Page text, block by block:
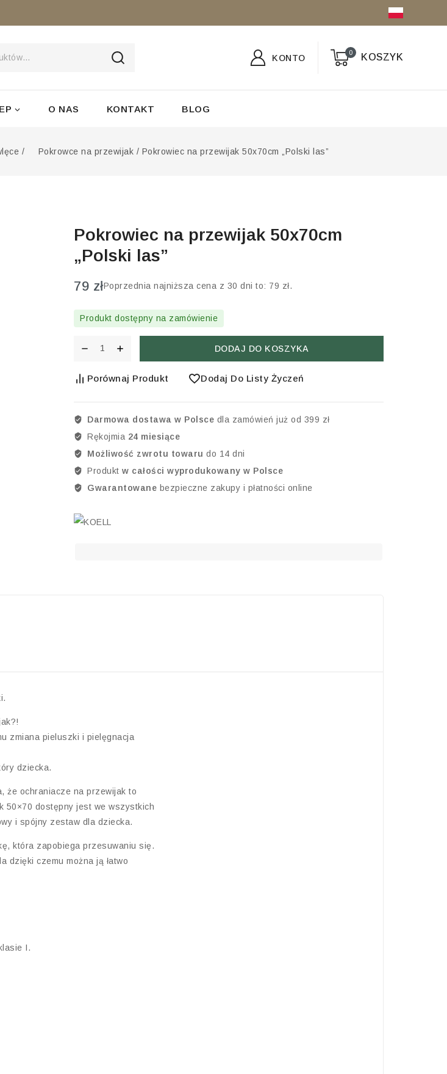
SZUKAJ KONTO
0 KOSZYK
O NAS KONTAKT BLOG
/ Pokrowce na przewijak / Pokrowiec na przewijak 50x70cm „Polski las”
Pokrowiec na przewijak 50x70cm
„Polski las”
79 złPoprzednia najniższa cena z 30 dni to: 79 zł.
Produkt dostępny na zamówienie
DODAJ DO KOSZYKA
Porównaj Produkt Dodaj Do Listy Życzeń
Darmowa dostawa w Polsce dla zamówień już od 399 zł
Rękojmia 24 miesiące
Możliwość zwrotu towaru do 14 dni
Produkt w całości wyprodukowany w Polsce
Gwarantowane bezpieczne zakupy i płatności online
zmiana pieluszki i pielęgnacja
dziecka.
że ochraniacze na przewijak to
50×70 dostępny jest we wszystkich
i spójny zestaw dla dziecka.
która zapobiega przesuwaniu się.
dzięki czemu można ją łatwo
I.